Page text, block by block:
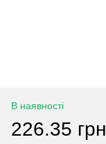
В наявності
226.35 грн